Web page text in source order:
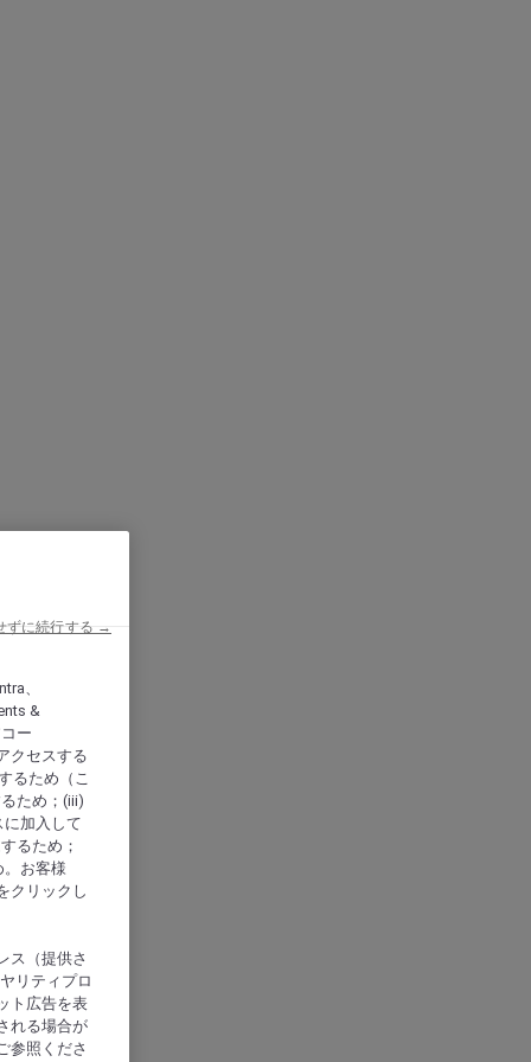
、
&
ー
クセスする
るため（こ
ため；(iii)
加入して
るため；
お客様
クリックし
ス（提供さ
リティプロ
ト広告を表
れる場合が
参照くださ
ずに続行する →